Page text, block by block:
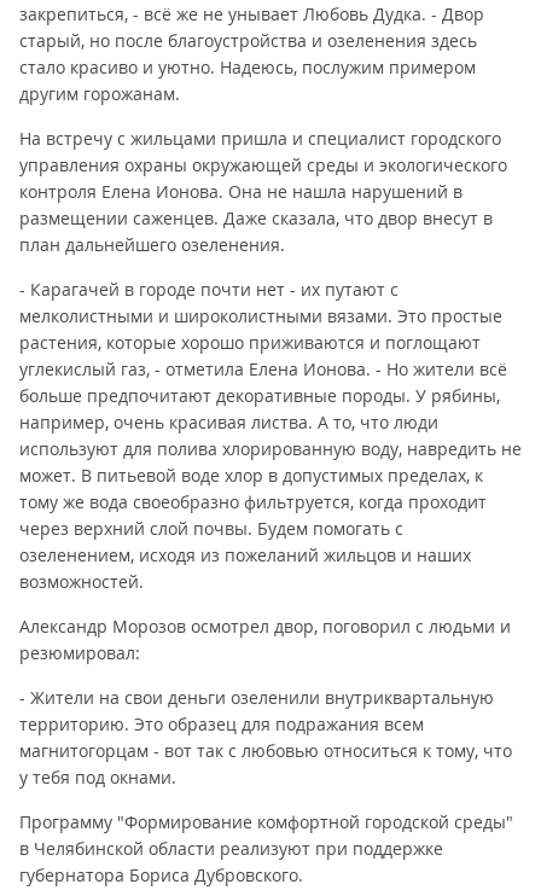
закрепиться, - всё же не унывает Любовь Дудка. - Двор
старый, но после благоустройства и озеленения здесь
стало красиво и уютно. Надеюсь, послужим примером
другим горожанам.
На встречу с жильцами пришла и специалист городского
управления охраны окружающей среды и экологического
контроля Елена Ионова. Она не нашла нарушений в
размещении саженцев. Даже сказала, что двор внесут в
план дальнейшего озеленения.
- Карагачей в городе почти нет - их путают с
мелколистными и широколистными вязами. Это простые
растения, которые хорошо приживаются и поглощают
углекислый газ, - отметила Елена Ионова. - Но жители всё
больше предпочитают декоративные породы. У рябины,
например, очень красивая листва. А то, что люди
используют для полива хлорированную воду, навредить не
может. В питьевой воде хлор в допустимых пределах, к
тому же вода своеобразно фильтруется, когда проходит
через верхний слой почвы. Будем помогать с
озеленением, исходя из пожеланий жильцов и наших
возможностей.
Александр Морозов осмотрел двор, поговорил с людьми и
резюмировал:
- Жители на свои деньги озеленили внутриквартальную
территорию. Это образец для подражания всем
магнитогорцам - вот так с любовью относиться к тому, что
у тебя под окнами.
Программу "Формирование комфортной городской среды"
в Челябинской области реализуют при поддержке
губернатора Бориса Дубровского.